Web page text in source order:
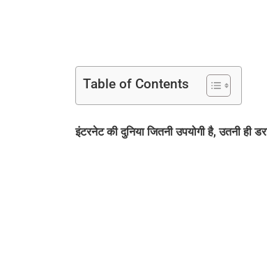
Table of Contents
इंटरनेट की दुनिया जितनी उपयोगी है, उतनी ही